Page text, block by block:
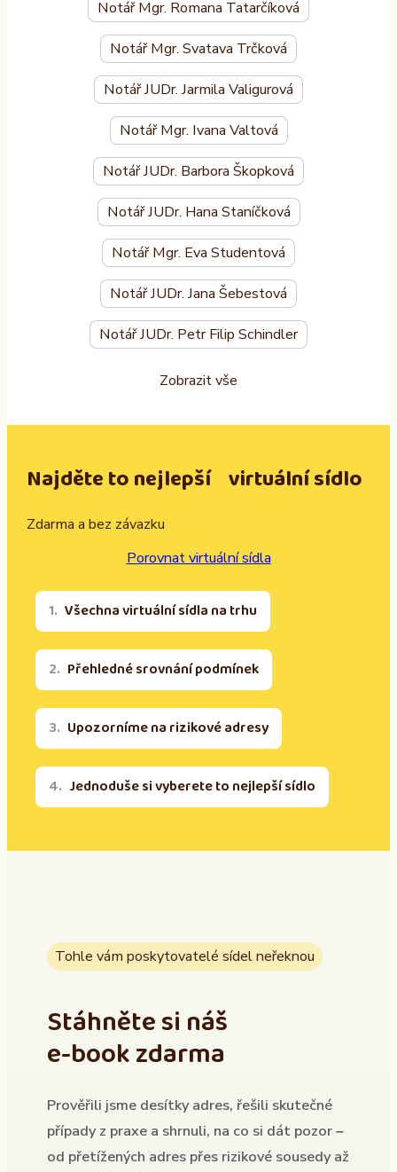
Notář Mgr. Romana Tatarčíková
Notář Mgr. Svatava Trčková
Notář JUDr. Jarmila Valigurová
Notář Mgr. Ivana Valtová
Notář JUDr. Barbora Škopková
Notář JUDr. Hana Staníčková
Notář Mgr. Eva Studentová
Notář JUDr. Jana Šebestová
Notář JUDr. Petr Filip Schindler
Zobrazit vše
Najděte to nejlepší virtuální sídlo
Zdarma a bez závazku
Porovnat virtuální sídla
Všechna virtuální sídla na trhu
Přehledné srovnání podmínek
Upozorníme na rizikové adresy
Jednoduše si vyberete to nejlepší sídlo
Tohle vám poskytovatelé sídel neřeknou
Stáhněte si náš
e-book zdarma
Prověřili jsme desítky adres, řešili skutečné
případy z praxe a shrnuli, na co si dát pozor –
od přetížených adres přes rizikové sousedy až